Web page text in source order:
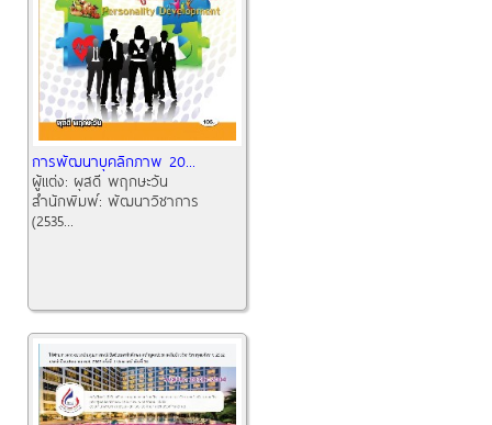
การพัฒนาบุคลิกภาพ 20...
ผู้แต่ง: ผุสดี พฤกษะวัน
สำนักพิมพ์: พัฒนาวิชาการ
(2535...